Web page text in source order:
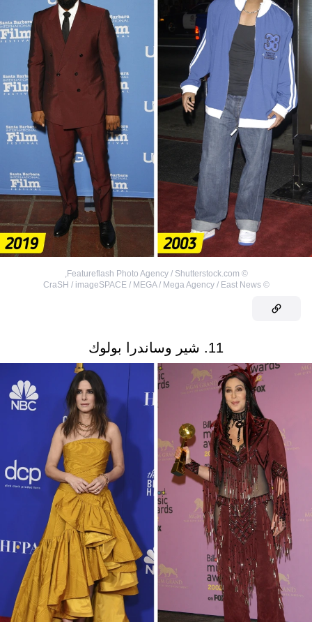
©
Featureflash Photo Agency / Shutterstock.com
,
©
CraSH / imageSPACE / MEGA / Mega Agency / East News
11. شير وساندرا بولوك